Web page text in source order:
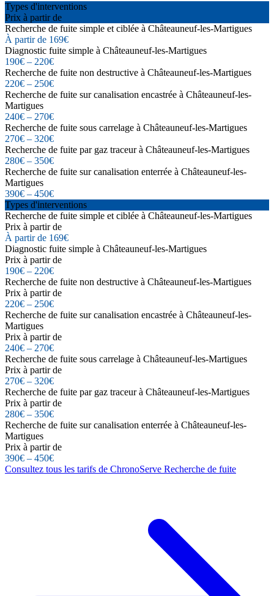
Types d'interventions
Prix à partir de
Recherche de fuite simple et ciblée à Châteauneuf-les-Martigues
À partir de 169€
Diagnostic fuite simple à Châteauneuf-les-Martigues
190€ – 220€
Recherche de fuite non destructive à Châteauneuf-les-Martigues
220€ – 250€
Recherche de fuite sur canalisation encastrée à Châteauneuf-les-
Martigues
240€ – 270€
Recherche de fuite sous carrelage à Châteauneuf-les-Martigues
270€ – 320€
Recherche de fuite par gaz traceur à Châteauneuf-les-Martigues
280€ – 350€
Recherche de fuite sur canalisation enterrée à Châteauneuf-les-
Martigues
390€ – 450€
Types d'interventions
Recherche de fuite simple et ciblée à Châteauneuf-les-Martigues
Prix à partir de
À partir de 169€
Diagnostic fuite simple à Châteauneuf-les-Martigues
Prix à partir de
190€ – 220€
Recherche de fuite non destructive à Châteauneuf-les-Martigues
Prix à partir de
220€ – 250€
Recherche de fuite sur canalisation encastrée à Châteauneuf-les-
Martigues
Prix à partir de
240€ – 270€
Recherche de fuite sous carrelage à Châteauneuf-les-Martigues
Prix à partir de
270€ – 320€
Recherche de fuite par gaz traceur à Châteauneuf-les-Martigues
Prix à partir de
280€ – 350€
Recherche de fuite sur canalisation enterrée à Châteauneuf-les-
Martigues
Prix à partir de
390€ – 450€
Consultez tous les tarifs de ChronoServe Recherche de fuite